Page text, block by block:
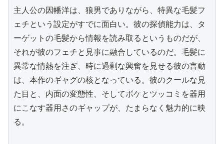
主人公の因幡洋は、狼男でありながら、特異な毛髪フ
ェチという設定がすでに面白い。彼の探偵能力は、タ
ーゲットの毛髪から情報を読み取るというものだが、
それが彼のフェチと見事に融合しているのだ。毛髪に
異常な情熱を注ぎ、時に過剰な興奮を見せる彼の言動
は、本作のギャグの核となっている。彼のクールな見
た目と、内面の変態性、そしてボケとツッコミを器用
にこなす器用さのギャップが、たまらなく魅力的に映
る。